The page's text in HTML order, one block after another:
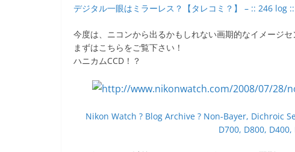
e
b
o
o
er et
デジタル一眼はミラーレス？【タレコミ？】 – :: 246 log ::
今度は、ニコンから出るかもしれない画期的なイメージセ
まずはこちらをご覧下さい！
ハニカムCCD！？
Nikon Watch ? Blog Archive ? Non-Bayer, Dichroic
D700, D800,